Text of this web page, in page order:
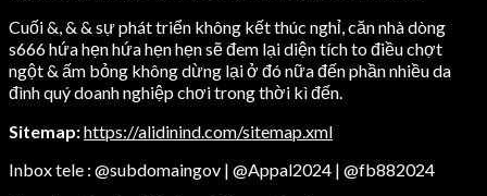
Cuối &, & & sự phát triển không kết thúc nghỉ, căn nhà dòng
s666 hứa hẹn hứa hẹn hẹn sẽ đem lại diện tích to điều chợt
ngột & ấm bỏng không dừng lại ở đó nữa đến phần nhiều da
đình quý doanh nghiệp chơi trong thời kì đến.
Sitemap:https://alidinind.com/sitemap.xml
Inbox tele : @subdomaingov | @Appal2024 | @fb882024